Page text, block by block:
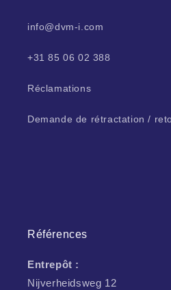
info@dvm-i.com
+31 85 06 02 388
Réclamations
Demande de rétractation /
Références
Entrepôt :
Nijverheidsweg 12